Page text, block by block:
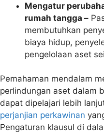
Mengatur
rumah tangga –
membutuhkan
biaya hidup,
pengelolaan aset
Pemahaman mendalam
perlindungan aset dalam
dapat dipelajari lebih
perjanjian perkawinan
Pengaturan klausul di